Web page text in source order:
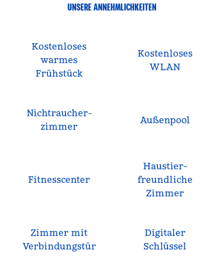
UNSERE ANNEHMLICHKEITEN
Kostenloses
warmes
Frühstück
Kostenloses
WLAN
Nichtraucher­
zimmer
Außenpool
Fitnesscenter
Haustier­
freundliche
Zimmer
Zimmer mit
Verbindungstür
Digitaler
Schlüssel